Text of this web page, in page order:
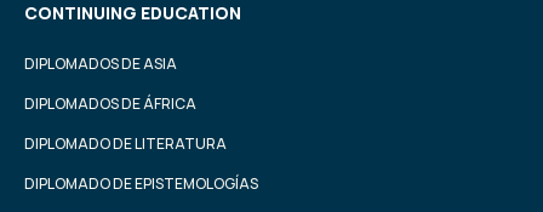
CONTINUING EDUCATION
DIPLOMADOS DE ASIA
DIPLOMADOS DE ÁFRICA
DIPLOMADO DE LITERATURA
DIPLOMADO DE EPISTEMOLOGÍAS